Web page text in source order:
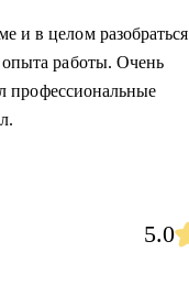
и в целом разобраться
работы. Очень
профессиональные
5.0